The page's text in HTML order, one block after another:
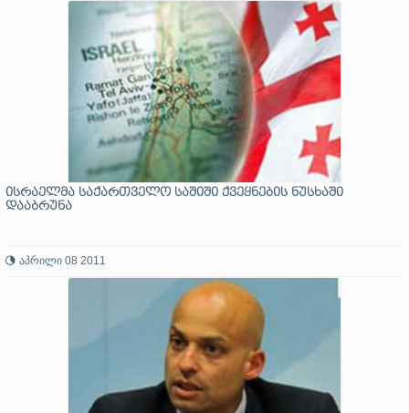
ისრაელმა საქართველო საშიში ქვეყნების ნუსხაში
დააბრუნა
აპრილი 08 2011